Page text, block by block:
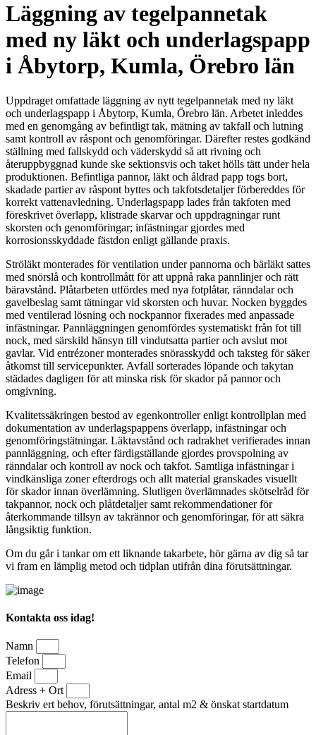
Läggning av tegelpannetak
med ny läkt och underlagspapp
i Åbytorp, Kumla, Örebro län
Uppdraget omfattade läggning av nytt tegelpannetak med ny läkt
och underlagspapp i Åbytorp, Kumla, Örebro län. Arbetet inleddes
med en genomgång av befintligt tak, mätning av takfall och lutning
samt kontroll av råspont och genomföringar. Därefter restes godkänd
ställning med fallskydd och väderskydd så att rivning och
återuppbyggnad kunde ske sektionsvis och taket hölls tätt under hela
produktionen. Befintliga pannor, läkt och åldrad papp togs bort,
skadade partier av råspont byttes och takfotsdetaljer förbereddes för
korrekt vattenavledning. Underlagspapp lades från takfoten med
föreskrivet överlapp, klistrade skarvar och uppdragningar runt
skorsten och genomföringar; infästningar gjordes med
korrosionsskyddade fästdon enligt gällande praxis.
Ströläkt monterades för ventilation under pannorna och bärläkt sattes
med snörslå och kontrollmått för att uppnå raka pannlinjer och rätt
bäravstånd. Plåtarbeten utfördes med nya fotplåtar, ränndalar och
gavelbeslag samt tätningar vid skorsten och huvar. Nocken byggdes
med ventilerad lösning och nockpannor fixerades med anpassade
infästningar. Pannläggningen genomfördes systematiskt från fot till
nock, med särskild hänsyn till vindutsatta partier och avslut mot
gavlar. Vid entrézoner monterades snörasskydd och taksteg för säker
åtkomst till servicepunkter. Avfall sorterades löpande och takytan
städades dagligen för att minska risk för skador på pannor och
omgivning.
Kvalitetssäkringen bestod av egenkontroller enligt kontrollplan med
dokumentation av underlagspappens överlapp, infästningar och
genomföringstätningar. Läktavstånd och radrakhet verifierades innan
pannläggning, och efter färdigställande gjordes provspolning av
ränndalar och kontroll av nock och takfot. Samtliga infästningar i
vindkänsliga zoner efterdrogs och allt material granskades visuellt
för skador innan överlämning. Slutligen överlämnades skötselråd för
takpannor, nock och plåtdetaljer samt rekommendationer för
återkommande tillsyn av takrännor och genomföringar, för att säkra
långsiktig funktion.
Om du går i tankar om ett liknande takarbete, hör gärna av dig så tar
vi fram en lämplig metod och tidplan utifrån dina förutsättningar.
Kontakta oss idag!
Namn
Telefon
Email
Adress + Ort
Beskriv ert behov, förutsättningar, antal m2 & önskat startdatum